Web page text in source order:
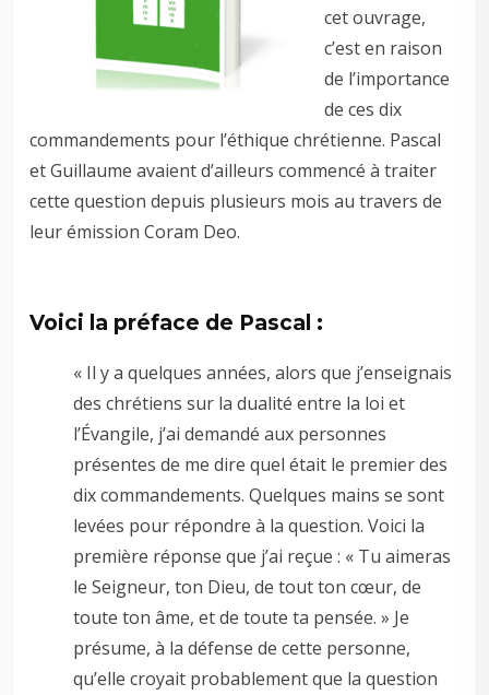
cet ouvrage,
c’est en raison
de l’importance
de ces dix
commandements pour l’éthique chrétienne. Pascal
et Guillaume avaient d’ailleurs commencé à traiter
cette question depuis plusieurs mois au travers de
leur émission Coram Deo.
Voici la préface de Pascal :
« Il y a quelques années, alors que j’enseignais
des chrétiens sur la dualité entre la loi et
l’Évangile, j’ai demandé aux personnes
présentes de me dire quel était le premier des
dix commandements. Quelques mains se sont
levées pour répondre à la question. Voici la
première réponse que j’ai reçue : « Tu aimeras
le Seigneur, ton Dieu, de tout ton cœur, de
toute ton âme, et de toute ta pensée. » Je
présume, à la défense de cette personne,
qu’elle croyait probablement que la question